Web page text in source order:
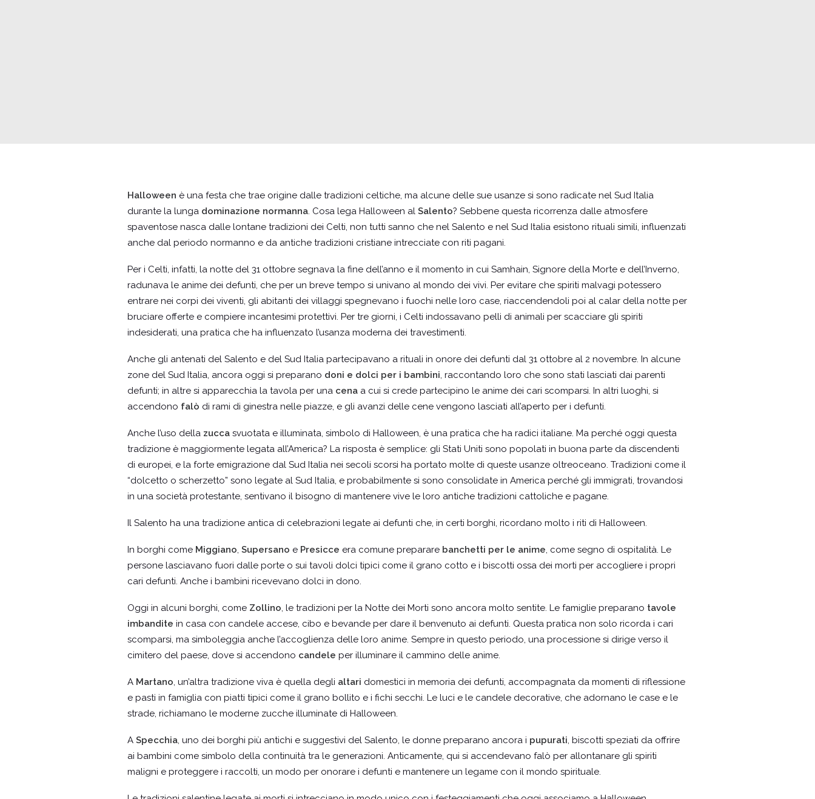
Halloween è una festa che trae origine dalle tradizioni celtiche, ma alcune delle sue usanze si sono radicate nel Sud Italia
durante la lunga dominazione normanna. Cosa lega Halloween al Salento? Sebbene questa ricorrenza dalle atmosfere
spaventose nasca dalle lontane tradizioni dei Celti, non tutti sanno che nel Salento e nel Sud Italia esistono rituali simili, influenzati
anche dal periodo normanno e da antiche tradizioni cristiane intrecciate con riti pagani.
Per i Celti, infatti, la notte del 31 ottobre segnava la fine dell’anno e il momento in cui Samhain, Signore della Morte e dell’Inverno,
radunava le anime dei defunti, che per un breve tempo si univano al mondo dei vivi. Per evitare che spiriti malvagi potessero
entrare nei corpi dei viventi, gli abitanti dei villaggi spegnevano i fuochi nelle loro case, riaccendendoli poi al calar della notte per
bruciare offerte e compiere incantesimi protettivi. Per tre giorni, i Celti indossavano pelli di animali per scacciare gli spiriti
indesiderati, una pratica che ha influenzato l’usanza moderna dei travestimenti.
Anche gli antenati del Salento e del Sud Italia partecipavano a rituali in onore dei defunti dal 31 ottobre al 2 novembre. In alcune
zone del Sud Italia, ancora oggi si preparano doni e dolci per i bambini, raccontando loro che sono stati lasciati dai parenti
defunti; in altre si apparecchia la tavola per una cena a cui si crede partecipino le anime dei cari scomparsi. In altri luoghi, si
accendono falò di rami di ginestra nelle piazze, e gli avanzi delle cene vengono lasciati all’aperto per i defunti.
Anche l’uso della zucca svuotata e illuminata, simbolo di Halloween, è una pratica che ha radici italiane. Ma perché oggi questa
tradizione è maggiormente legata all’America? La risposta è semplice: gli Stati Uniti sono popolati in buona parte da discendenti
di europei, e la forte emigrazione dal Sud Italia nei secoli scorsi ha portato molte di queste usanze oltreoceano. Tradizioni come il
“dolcetto o scherzetto” sono legate al Sud Italia, e probabilmente si sono consolidate in America perché gli immigrati, trovandosi
in una società protestante, sentivano il bisogno di mantenere vive le loro antiche tradizioni cattoliche e pagane.
Il Salento ha una tradizione antica di celebrazioni legate ai defunti che, in certi borghi, ricordano molto i riti di Halloween.
In borghi come Miggiano, Supersano e Presicce era comune preparare banchetti per le anime, come segno di ospitalità. Le
persone lasciavano fuori dalle porte o sui tavoli dolci tipici come il grano cotto e i biscotti ossa dei morti per accogliere i propri
cari defunti. Anche i bambini ricevevano dolci in dono.
Oggi in alcuni borghi, come Zollino, le tradizioni per la Notte dei Morti sono ancora molto sentite. Le famiglie preparano tavole
imbandite in casa con candele accese, cibo e bevande per dare il benvenuto ai defunti. Questa pratica non solo ricorda i cari
scomparsi, ma simboleggia anche l’accoglienza delle loro anime. Sempre in questo periodo, una processione si dirige verso il
cimitero del paese, dove si accendono candele per illuminare il cammino delle anime.
A Martano, un’altra tradizione viva è quella degli altari domestici in memoria dei defunti, accompagnata da momenti di riflessione
e pasti in famiglia con piatti tipici come il grano bollito e i fichi secchi. Le luci e le candele decorative, che adornano le case e le
strade, richiamano le moderne zucche illuminate di Halloween.
A Specchia, uno dei borghi più antichi e suggestivi del Salento, le donne preparano ancora i pupurati, biscotti speziati da offrire
ai bambini come simbolo della continuità tra le generazioni. Anticamente, qui si accendevano falò per allontanare gli spiriti
maligni e proteggere i raccolti, un modo per onorare i defunti e mantenere un legame con il mondo spirituale.